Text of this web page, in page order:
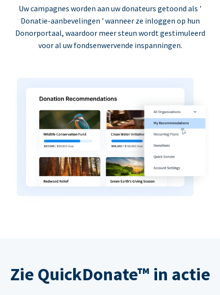
Uw campagnes worden aan uw donateurs getoond als '
Donatie-aanbevelingen ' wanneer ze inloggen op hun
Donorportaal, waardoor meer steun wordt gestimuleerd
voor al uw fondsenwervende inspanningen.
Zie QuickDonate™ in actie